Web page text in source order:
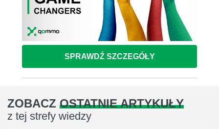
SPRAWDŹ SZCZEGÓŁY
ZOBACZ OSTATNIE ARTYKUŁY
z tej strefy wiedzy